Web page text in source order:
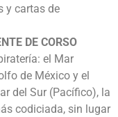
y cartas de
DE CORSO
el Mar
de México y el
del Sur (Pacífico), la
codiciada, sin lugar